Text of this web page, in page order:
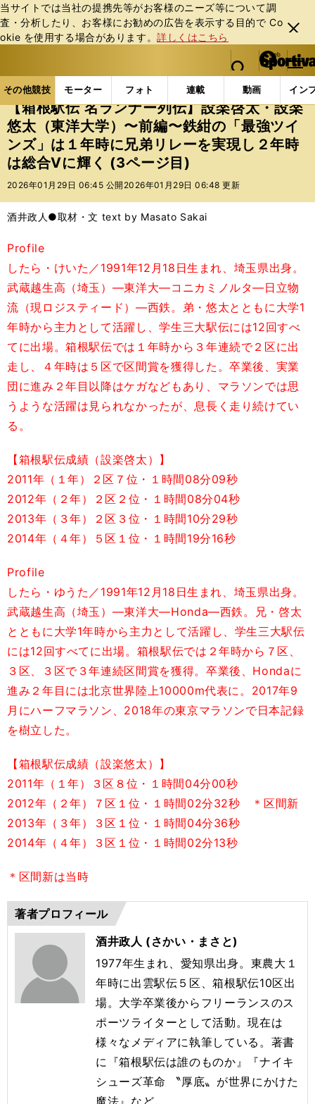
当サイトでは当社の提携先等がお客様のニーズ等について調
査・分析したり、お客様にお勧めの広告を表⽰する⽬的で Co
okie を使⽤する場合があります。詳しくはこちら
閉じ
る
web Sportiva (webスポルティーバ)
検索
マイペ
ー
ジ
メニュ
その他競技 モーター フォト 連載 動画 イン
ス
ポ
ル
テ
ィ
ー
バ
その他競技の記事一覧 陸上 【箱根駅伝 名ランナー
【箱根駅伝 名ランナー列伝】設楽啓太・設楽
悠太（東洋大学）〜前編〜鉄紺の「最強ツイ
ンズ」は１年時に兄弟リレーを実現し２年時
は総合Vに輝く (3ページ目)
2026年01月29日 06:45 公開 2026年01月29日 06:48 更新
酒井政人●取材・文 text by Masato Sakai
Profile
したら・けいた／1991年12月18日生まれ、埼玉県出身。
武蔵越生高（埼玉）―東洋大―コニカミノルタ―日立物
流（現ロジスティード）―西鉄。弟・悠太とともに大学1
年時から主力として活躍し、学生三大駅伝には12回すべ
てに出場。箱根駅伝では１年時から３年連続で２区に出
走し、４年時は５区で区間賞を獲得した。卒業後、実業
団に進み２年目以降はケガなどもあり、マラソンでは思
うような活躍は見られなかったが、息長く走り続けてい
る。
【箱根駅伝成績（設楽啓太）】
2011年（１年）２区７位・１時間08分09秒
2012年（２年）２区２位・１時間08分04秒
2013年（３年）２区３位・１時間10分29秒
2014年（４年）５区１位・１時間19分16秒
Profile
したら・ゆうた／1991年12月18日生まれ、埼玉県出身。
武蔵越生高（埼玉）―東洋大―Honda―西鉄。兄・啓太
とともに大学1年時から主力として活躍し、学生三大駅伝
には12回すべてに出場。箱根駅伝では２年時から７区、
３区、３区で３年連続区間賞を獲得。卒業後、Hondaに
進み２年目には北京世界陸上10000m代表に。2017年9
月にハーフマラソン、2018年の東京マラソンで日本記録
を樹立した。
【箱根駅伝成績（設楽悠太）】
2011年（１年）３区８位・１時間04分00秒
2012年（２年）７区１位・１時間02分32秒 ＊区間新
2013年（３年）３区１位・１時間04分36秒
2014年（４年）３区１位・１時間02分13秒
＊区間新は当時
著者プロフィール
酒井政人 (さかい・まさと)
1977年生まれ、愛知県出身。東農大１
年時に出雲駅伝５区、箱根駅伝10区出
場。大学卒業後からフリーランスのス
ポーツライターとして活動。現在は
様々なメディアに執筆している。著書
に『箱根駅伝は誰のものか』『ナイキ
シューズ革命 〝厚底〟が世界にかけた
魔法』など。